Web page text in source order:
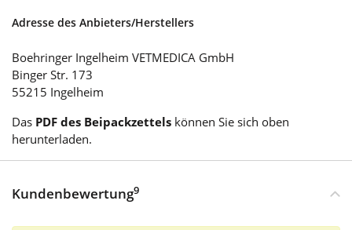
Adresse des Anbieters/Herstellers
Boehringer Ingelheim VETMEDICA GmbH
Binger Str. 173
55215 Ingelheim
Das PDF des Beipackzettels können Sie sich oben
herunterladen.
Kundenbewertung9